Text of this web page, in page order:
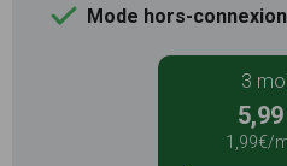
Mode hors-connexion
3
1,99€/